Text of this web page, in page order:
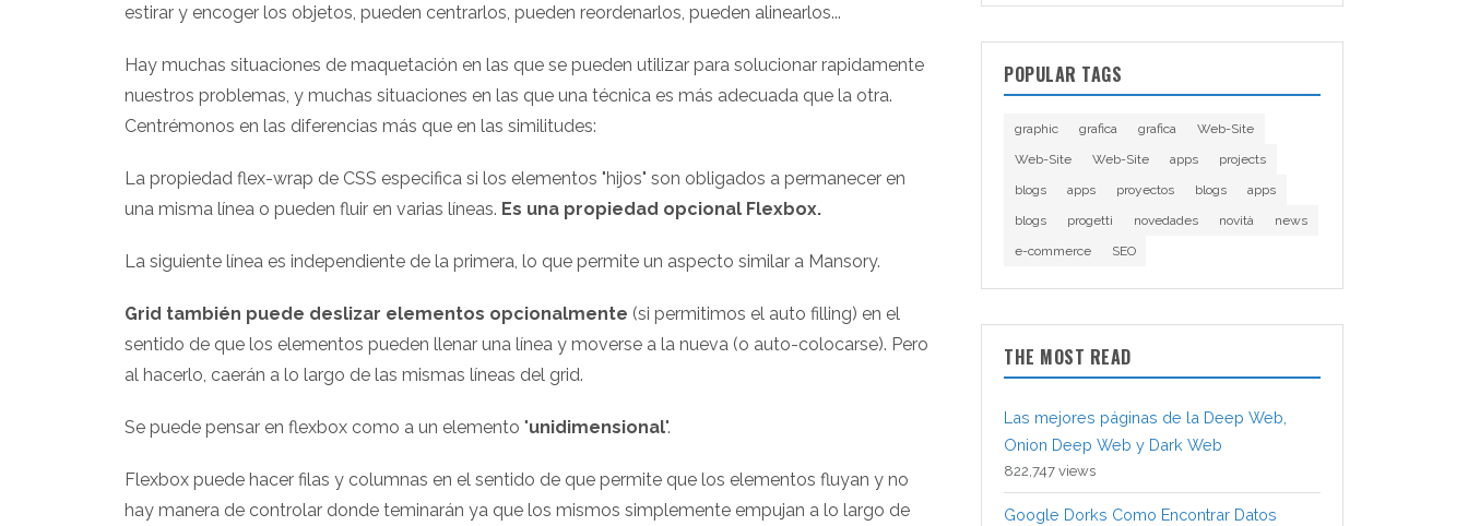
estirar y encoger los objetos, pueden centrarlos, pueden reordenarlos, pueden alinearlos...
Hay muchas situaciones de maquetación en las que se pueden utilizar para solucionar rapidamente
nuestros problemas, y muchas situaciones en las que una técnica es más adecuada que la otra.
Centrémonos en las diferencias más que en las similitudes:
La propiedad flex-wrap de CSS especifica si los elementos "hijos" son obligados a permanecer en
una misma línea o pueden fluir en varias líneas. Es una propiedad opcional Flexbox.
La siguiente línea es independiente de la primera, lo que permite un aspecto similar a Mansory.
Grid también puede deslizar elementos opcionalmente (si permitimos el auto filling) en el
sentido de que los elementos pueden llenar una línea y moverse a la nueva (o auto-colocarse). Pero
al hacerlo, caerán a lo largo de las mismas líneas del grid.
Se puede pensar en flexbox como a un elemento "unidimensional".
Flexbox puede hacer filas y columnas en el sentido de que permite que los elementos fluyan y no
hay manera de controlar donde teminarán ya que los mismos simplemente empujan a lo largo de
POPULAR TAGS
graphic grafica grafica
Web-Site
Web-Site
Web-Site apps
projects
blogs
apps proyectos blogs
apps
blogs
progetti novedades novità
news
e-commerce
SEO
THE MOST READ
Las mejores páginas de la Deep Web,
Onion Deep Web y Dark Web
822,747 views
Google Dorks Como Encontrar Datos